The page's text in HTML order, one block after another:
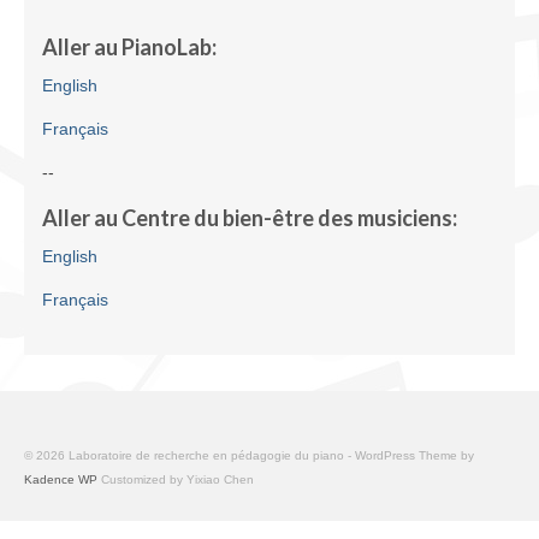
Publications
Archives
Carte du site
Donner
Aller au PianoLab:
English
Français
--
Aller au Centre du bien-être des musiciens:
English
Français
© 2026 Laboratoire de recherche en pédagogie du piano - WordPress Theme by
Kadence WP Customized by Yixiao Chen